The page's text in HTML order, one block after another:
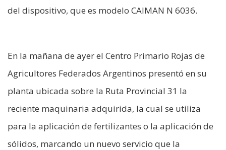
del dispositivo, que es modelo CAIMAN N 6036.
En la mañana de ayer el Centro Primario Rojas de
Agricultores Federados Argentinos presentó en su
planta ubicada sobre la Ruta Provincial 31 la
reciente maquinaria adquirida, la cual se utiliza
para la aplicación de fertilizantes o la aplicación de
sólidos, marcando un nuevo servicio que la